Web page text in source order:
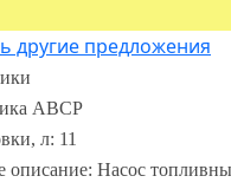
другие предложения
ABCP
л: 11
описание: Насос